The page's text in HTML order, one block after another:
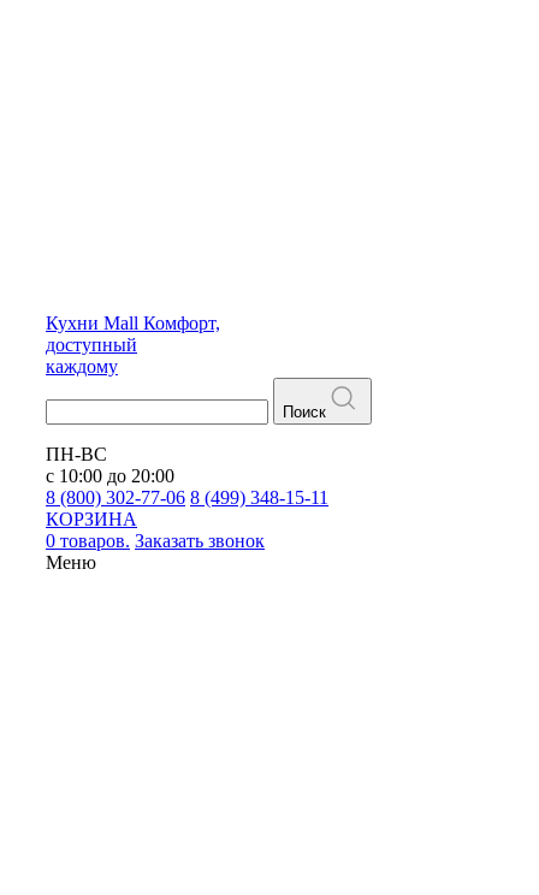
Кухни Mall Комфорт,
доступный
каждому
Поиск
ПН-ВС
с 10:00 до 20:00
8 (800) 302-77-06 8 (499) 348-15-11
КОРЗИНА
0 товаров. Заказать звонок
Меню